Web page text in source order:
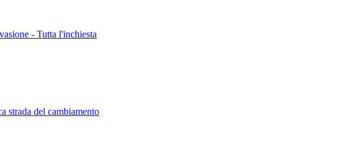
- Tutta l'inchiesta
strada del cambiamento